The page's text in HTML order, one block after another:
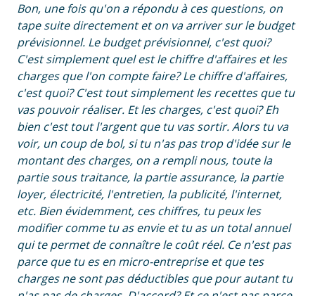
Bon, une fois qu'on a répondu à ces questions, on
tape suite directement et on va arriver sur le budget
prévisionnel. Le budget prévisionnel, c'est quoi?
C'est simplement quel est le chiffre d'affaires et les
charges que l'on compte faire? Le chiffre d'affaires,
c'est quoi? C'est tout simplement les recettes que tu
vas pouvoir réaliser. Et les charges, c'est quoi? Eh
bien c'est tout l'argent que tu vas sortir. Alors tu va
voir, un coup de bol, si tu n'as pas trop d'idée sur le
montant des charges, on a rempli nous, toute la
partie sous traitance, la partie assurance, la partie
loyer, électricité, l'entretien, la publicité, l'internet,
etc. Bien évidemment, ces chiffres, tu peux les
modifier comme tu as envie et tu as un total annuel
qui te permet de connaître le coût réel. Ce n'est pas
parce que tu es en micro-entreprise et que tes
charges ne sont pas déductibles que pour autant tu